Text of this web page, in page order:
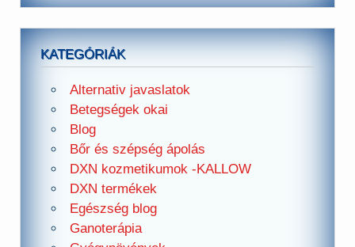
KATEGÓRIÁK
Alternativ javaslatok
Betegségek okai
Blog
Bőr és szépség ápolás
DXN kozmetikumok -KALLOW
DXN termékek
Egészség blog
Ganoterápia